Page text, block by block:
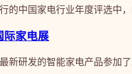
的中国家电行业年度评选中
际家电展
新研发的智能家电产品参加